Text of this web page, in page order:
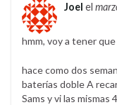
Joel el
hmm, voy a tener
hace como dos
baterías doble A
Sams y vi las